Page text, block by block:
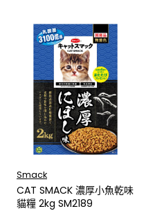
Smack
CAT SMACK 濃厚小魚乾味
貓糧 2kg SM2189